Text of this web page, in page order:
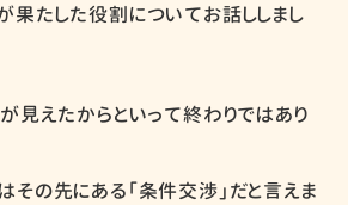
果たした役割についてお話ししまし
見えたからといって終わりではあり
その先にある「条件交渉」だと言えま